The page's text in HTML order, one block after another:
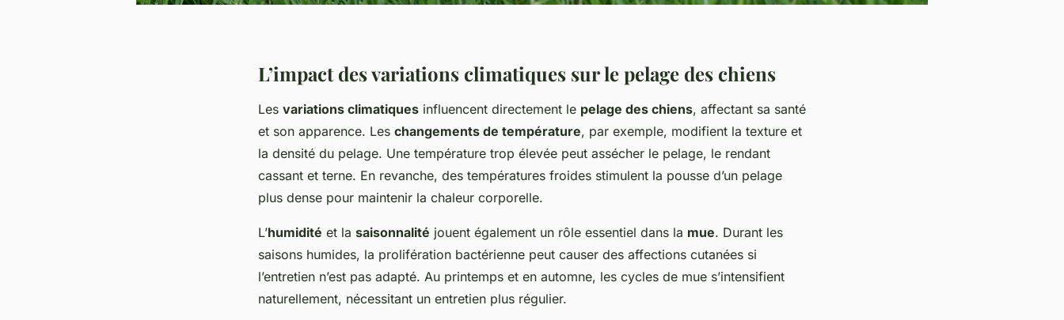
L’impact des variations climatiques sur le pelage des chiens
Les variations climatiques influencent directement le pelage des chiens, affectant sa santé
et son apparence. Les changements de température, par exemple, modifient la texture et
la densité du pelage. Une température trop élevée peut assécher le pelage, le rendant
cassant et terne. En revanche, des températures froides stimulent la pousse d’un pelage
plus dense pour maintenir la chaleur corporelle.
L’humidité et la saisonnalité jouent également un rôle essentiel dans la mue. Durant les
saisons humides, la prolifération bactérienne peut causer des affections cutanées si
l’entretien n’est pas adapté. Au printemps et en automne, les cycles de mue s’intensifient
naturellement, nécessitant un entretien plus régulier.